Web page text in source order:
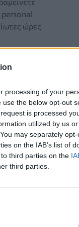
processing of your
the below opt-out
is processed
utilized by us
may separately
on the IAB’s list of
third parties on the
third parties.
personal
ώρες
για
Ένας